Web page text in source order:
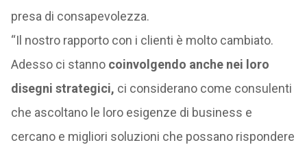
presa di consapevolezza.
“Il nostro rapporto con i clienti è molto cambiato.
Adesso ci stanno coinvolgendo anche nei loro
disegni strategici, ci considerano come consulenti
che ascoltano le loro esigenze di business e
cercano e migliori soluzioni che possano rispondere